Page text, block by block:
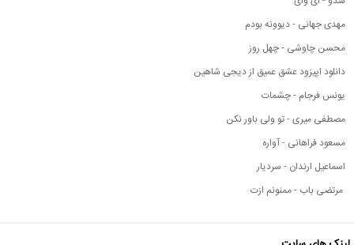
مهدی جهانی - دیوونه بودم
محسن چاوشی - چهل روز
دانلود اپیزود عشق عمیق از دیجی شاهین
یونس فرجام - چشمات
مصطفی میری - تو ولی باور نکن
مسعود فراهانی - آواره
اسماعیل ارندان - سردیار
مرتضی باب - ممنونم ازت